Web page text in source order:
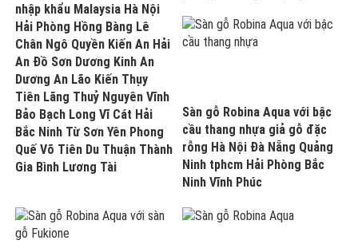
nhập khẩu Malaysia Hà Nội
Hải Phòng Hồng Bàng Lê
Chân Ngô Quyền Kiến An Hải
An Đồ Sơn Dương Kinh An
Dương An Lão Kiến Thụy
Tiên Lãng Thuỷ Nguyên Vĩnh
Bảo Bạch Long Vĩ Cát Hải
Bắc Ninh Từ Sơn Yên Phong
Quế Võ Tiên Du Thuận Thành
Gia Bình Lương Tài
Sàn gỗ Robina Aqua với bậc
cầu thang nhựa giả gỗ đặc
rỗng Hà Nội Đà Nẵng Quảng
Ninh tphcm Hải Phòng Bắc
Ninh Vĩnh Phúc